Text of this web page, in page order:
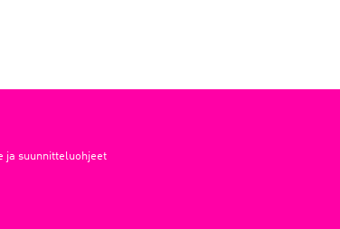
ja suunnitteluohjeet